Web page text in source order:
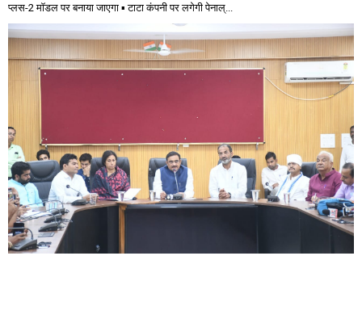
प्लस-2 मॉडल पर बनाया जाएगा ▪️ टाटा कंपनी पर लगेगी पेनाल्...